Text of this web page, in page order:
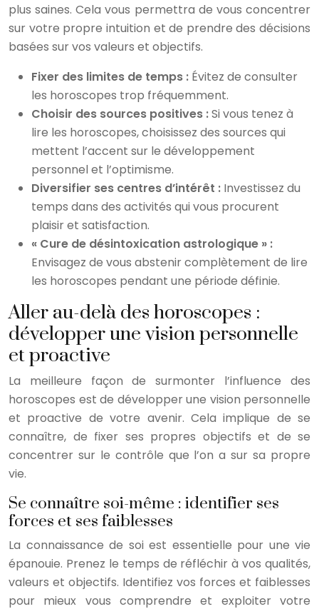
plus saines. Cela vous permettra de vous concentrer
sur votre propre intuition et de prendre des décisions
basées sur vos valeurs et objectifs.
Fixer des limites de temps : Évitez de consulter
les horoscopes trop fréquemment.
Choisir des sources positives :Si vous tenez à
lire les horoscopes, choisissez des sources qui
mettent l’accent sur le développement
personnel et l’optimisme.
Diversifier ses centres d’intérêt : Investissez du
temps dans des activités qui vous procurent
plaisir et satisfaction.
« Cure de désintoxication astrologique » :
Envisagez de vous abstenir complètement de lire
les horoscopes pendant une période définie.
Aller au-delà des horoscopes :
développer une vision personnelle
et proactive
La meilleure façon de surmonter l’influence des
horoscopes est de développer une vision personnelle
et proactive de votre avenir. Cela implique de se
connaître, de fixer ses propres objectifs et de se
concentrer sur le contrôle que l’on a sur sa propre
vie.
Se connaître soi-même : identifier ses
forces et ses faiblesses
La connaissance de soi est essentielle pour une vie
épanouie. Prenez le temps de réfléchir à vos qualités,
valeurs et objectifs. Identifiez vos forces et faiblesses
pour mieux vous comprendre et exploiter votre